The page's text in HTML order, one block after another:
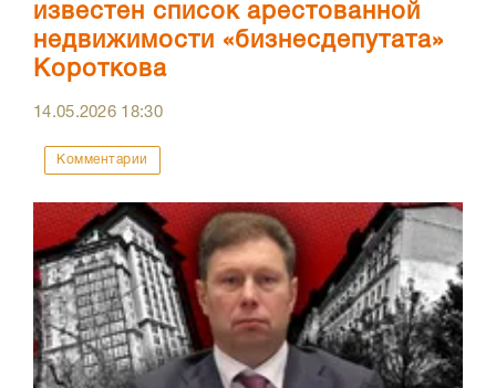
известен список арестованной
недвижимости «бизнесдепутата»
Короткова
14.05.2026 18:30
Комментарии